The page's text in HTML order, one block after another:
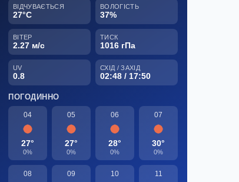
ВІДЧУВАЄТЬСЯ
27°C
ВОЛОГІСТЬ
37%
ВІТЕР
2.27 м/с
ТИСК
1016 гПа
UV
0.8
СХІД / ЗАХІД
02:48 / 17:50
ПОГОДИННО
04
27°
0%
05
27°
0%
06
28°
0%
07
30°
0%
08 09 10 11